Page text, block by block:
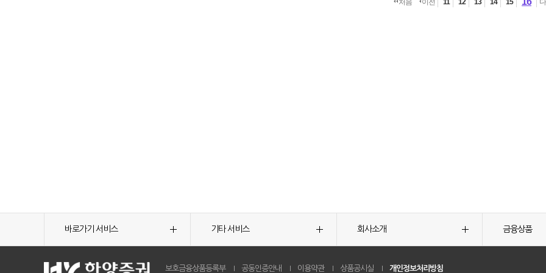
처음 이전 11 12 13 14 15
바로가기 서비스 기타 서비스 회사소개 금융상품
보호금융상품등록부 공동인증안내 이용약관 상품공시실 개인정보처리방침